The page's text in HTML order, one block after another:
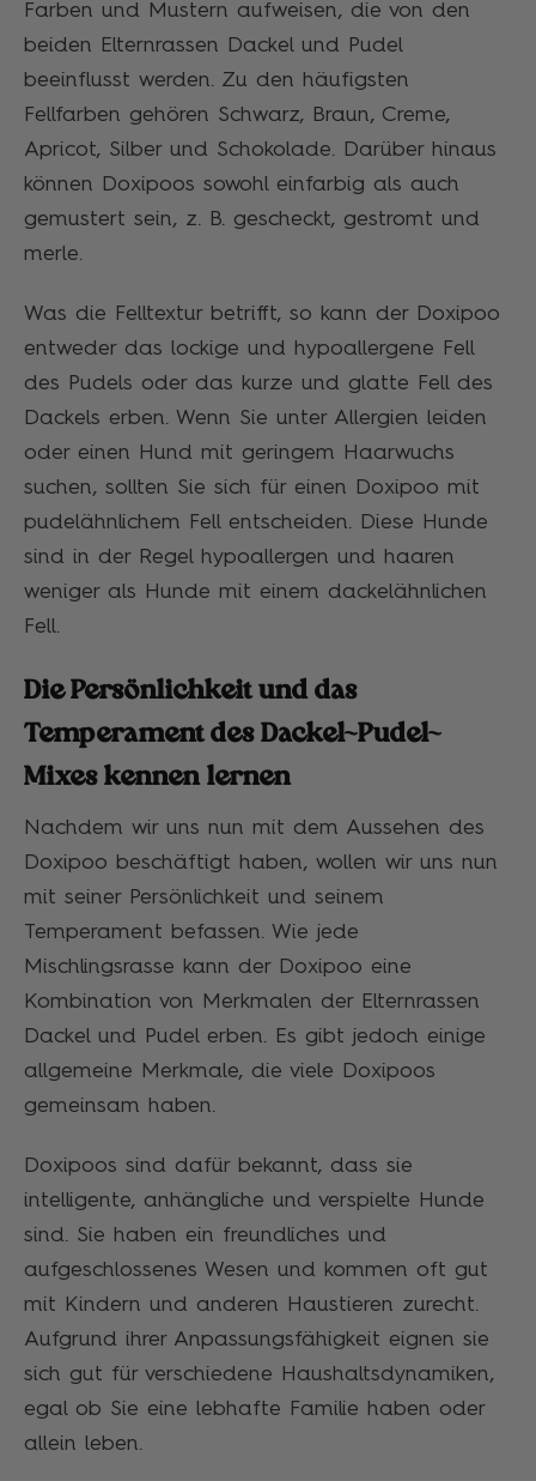
Farben und Mustern aufweisen, die von den
beiden Elternrassen Dackel und Pudel
beeinflusst werden. Zu den häufigsten
Fellfarben gehören Schwarz, Braun, Creme,
Apricot, Silber und Schokolade. Darüber hinaus
können Doxipoos sowohl einfarbig als auch
gemustert sein, z. B. gescheckt, gestromt und
merle.
Was die Felltextur betrifft, so kann der Doxipoo
entweder das lockige und hypoallergene Fell
des Pudels oder das kurze und glatte Fell des
Dackels erben. Wenn Sie unter Allergien leiden
oder einen Hund mit geringem Haarwuchs
suchen, sollten Sie sich für einen Doxipoo mit
pudelähnlichem Fell entscheiden. Diese Hunde
sind in der Regel hypoallergen und haaren
weniger als Hunde mit einem dackelähnlichen
Fell.
Die Persönlichkeit und das
Temperament des Dackel-Pudel-
Mixes kennen lernen
Nachdem wir uns nun mit dem Aussehen des
Doxipoo beschäftigt haben, wollen wir uns nun
mit seiner Persönlichkeit und seinem
Temperament befassen. Wie jede
Mischlingsrasse kann der Doxipoo eine
Kombination von Merkmalen der Elternrassen
Dackel und Pudel erben. Es gibt jedoch einige
allgemeine Merkmale, die viele Doxipoos
gemeinsam haben.
Doxipoos sind dafür bekannt, dass sie
intelligente, anhängliche und verspielte Hunde
sind. Sie haben ein freundliches und
aufgeschlossenes Wesen und kommen oft gut
mit Kindern und anderen Haustieren zurecht.
Aufgrund ihrer Anpassungsfähigkeit eignen sie
sich gut für verschiedene Haushaltsdynamiken,
egal ob Sie eine lebhafte Familie haben oder
allein leben.